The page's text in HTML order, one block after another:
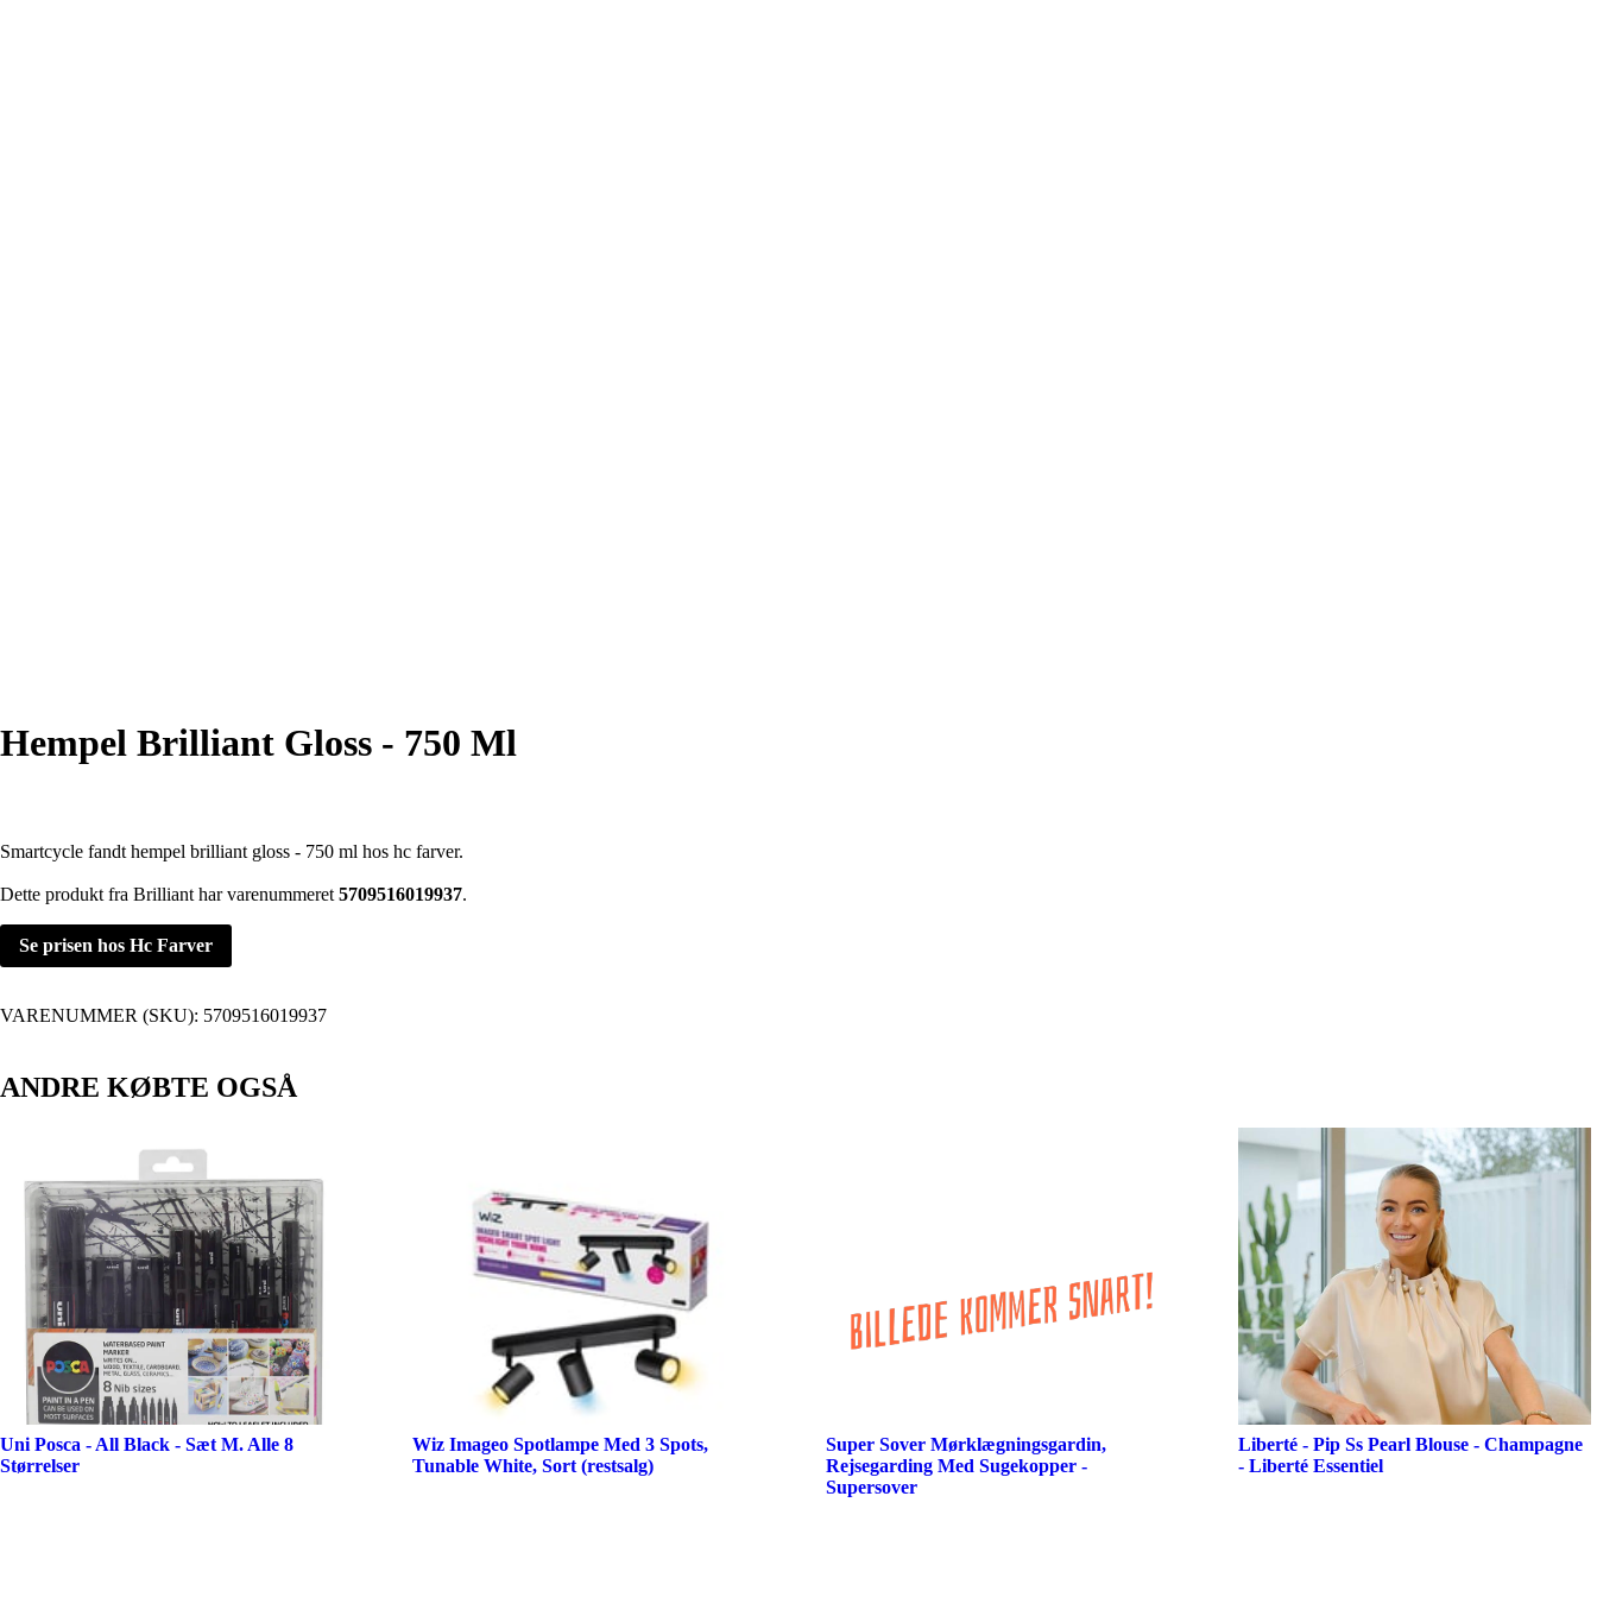
Hempel Brilliant Gloss - 750 Ml
Smartcycle fandt hempel brilliant gloss - 750 ml hos hc farver.
Dette produkt fra Brilliant har varenummeret 5709516019937.
Se prisen hos Hc Farver
VARENUMMER (SKU): 5709516019937
ANDRE KØBTE OGSÅ
Uni Posca - All Black - Sæt M. Alle 8
Størrelser
Wiz Imageo Spotlampe Med 3 Spots,
Tunable White, Sort (restsalg)
Super Sover Mørklægningsgardin,
Rejsegarding Med Sugekopper -
Supersover
Liberté - Pip Ss Pearl Blouse - Champagne
- Liberté Essentiel